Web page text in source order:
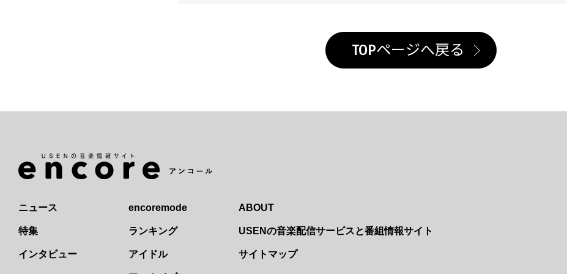
TOPページへ戻る
ニュース
特集
インタビュー
encoremode
ランキング
アイドル
ABOUT
USENの音楽配信サービスと番組情報サイト
サイトマップ